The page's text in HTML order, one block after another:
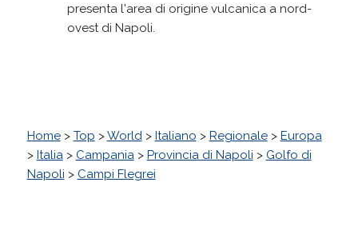
presenta l'area di origine vulcanica a nord-
ovest di Napoli.
Home> Top >World> Italiano > Regionale> Europa
> Italia> Campania> Provincia di Napoli > Golfo di
Napoli > Campi Flegrei